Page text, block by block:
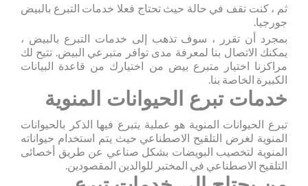
ثم ، كنت تقف في حالة حيث تحتاج فعلا خدمات التبرع بالبيض
جورجيا.
بمجرد أن تقرر ، سوف تذهب إلى خدمات التبرع بالبيض ،
يمكنك الاتصال بنا لمعرفة مدى توافر متبرعي البيض. تتيح لك
مراكزنا اختيار متبرع بيض من اختيارك من قاعدة البيانات
الكبيرة الخاصة بنا.
خدمات تبرع الحيوانات المنوية
تبرع الحيوانات المنوية هو عملية يتبرع فيها الذكر بالحيوانات
المنوية لغرض التلقيح الاصطناعي حيث يتم استخدام حيواناته
المنوية لتخصيب البويضات بشكل صناعي عن طريق أخصائى
التلقيح الاصطناعي في المختبر للوالدين المقصودين.